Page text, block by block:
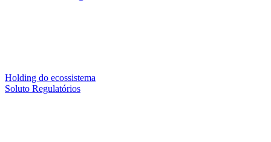
Holding do ecossistema
Soluto Regulatórios